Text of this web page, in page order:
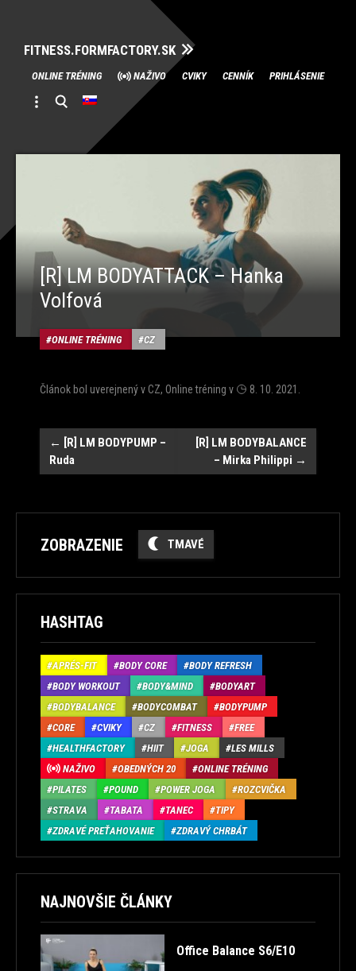
FITNESS.FORMFACTORY.SK
Skip
to
content
ONLINE TRÉNING NAŽIVO CVIKY CENNÍK PRIHLÁSENIE
[R] LM BODYATTACK – Hanka
Volfová
ONLINE TRÉNING CZ
Článok bol uverejnený vCZ, Online tréning v 8. 10. 2021
Post
navigation
← [R] LM BODYPUMP –
Ruda
[R] LM BODYBALANCE
– Mirka Philippi →
ZOBRAZENIE TMAVÉ
HASHTAG
APRÉS-FIT BODY CORE
BODY REFRESH
BODY WORKOUT
BODY&MIND
BODYART
BODYBALANCE
BODYCOMBAT
BODYPUMP
CORE
CVIKY CZ FITNESS
FREE
HEALTHFACTORY
HIIT JOGA
LES MILLS
NAŽIVO
OBEDNÝCH 20
ONLINE TRÉNING
PILATES
POUND POWER JOGA
ROZCVIČKA
STRAVA
TABATA TANEC
TIPY
ZDRAVÉ PREŤAHOVANIE
ZDRAVÝ CHRBÁT
NAJNOVŠIE ČLÁNKY
Office Balance S6/E10